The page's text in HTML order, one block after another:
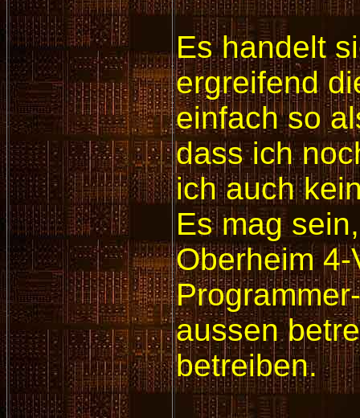
Es handelt
ergreifend
einfach so
dass ich
ich auch
Es mag
Oberheim
aussen
betreiben.